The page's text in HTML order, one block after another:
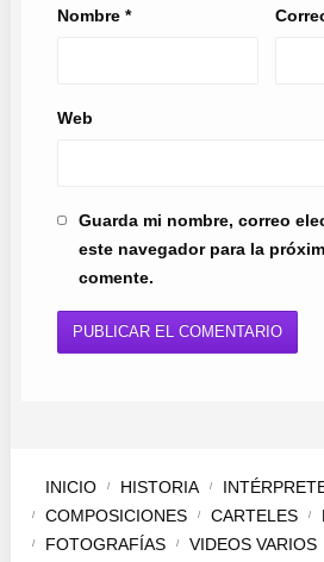
Nombre *
Web
Guarda mi nombre, correo
este navegador para la
comente.
INICIO HISTORIA
COMPOSICIONES
CARTELES
FOTOGRAFÍAS
VIDEOS VARIOS